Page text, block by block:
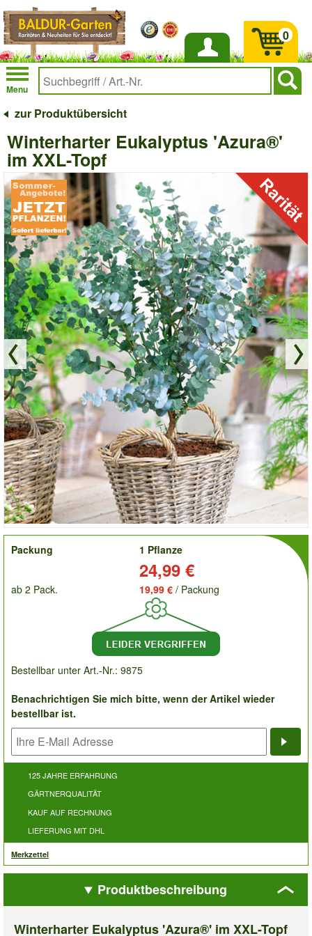
Anmelden
Menu
0
zur Produktübersicht
Winterharter Eukalyptus 'Azura®'
im XXL-Topf
order
Packung
1 Pflanze
24,99 €
ab 2 Pack. 19,99 € / Packung
Bestellbar unter Art.-Nr.: 9875
Benachrichtigen Sie mich bitte, wenn der Artikel wieder
bestellbar ist.
125 JAHRE ERFAHRUNG
GÄRTNERQUALITÄT
KAUF AUF RECHNUNG
LIEFERUNG MIT DHL
Merkzettel
Produktbeschreibung
Winterharter Eukalyptus 'Azura®' im XXL-Topf